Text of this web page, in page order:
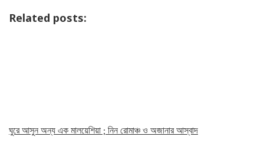
Related posts:
ঘুরে আসুন অন্য এক মালয়েশিয়া ; নিন রোমাঞ্চ ও অজানার আস্বাদ